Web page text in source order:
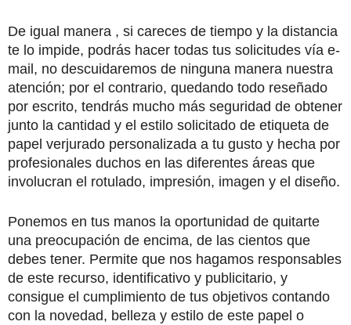
De igual manera , si careces de tiempo y la distancia
te lo impide, podrás hacer todas tus solicitudes vía e-
mail, no descuidaremos de ninguna manera nuestra
atención; por el contrario, quedando todo reseñado
por escrito, tendrás mucho más seguridad de obtener
junto la cantidad y el estilo solicitado de etiqueta de
papel verjurado personalizada a tu gusto y hecha por
profesionales duchos en las diferentes áreas que
involucran el rotulado, impresión, imagen y el diseño.
Ponemos en tus manos la oportunidad de quitarte
una preocupación de encima, de las cientos que
debes tener. Permite que nos hagamos responsables
de este recurso, identificativo y publicitario, y
consigue el cumplimiento de tus objetivos contando
con la novedad, belleza y estilo de este papel o